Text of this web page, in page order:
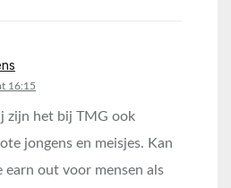
16:15
zijn het bij TMG ook
jongens en meisjes. Kan
earn out voor mensen als